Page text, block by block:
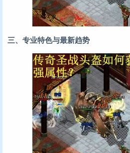
三、专业特色与最新趋势